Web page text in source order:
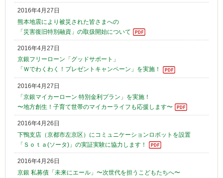
2016年4月27日
熊本地震により被災された皆さまへの
「災害復旧特別融資」の取扱開始について
2016年4月27日
京銀フリーローン「グッドサポート」
「Ｗでわくわく！プレゼントキャンペーン」を実施！
2016年4月27日
「京銀マイカーローン 特別金利プラン」を実施！
〜地方創生！子育て世帯のマイカーライフも応援します〜
2016年4月26日
下鴨支店（京都市左京区）にコミュニケーションロボットを設置
「Ｓｏｔａ(ソータ)」の実証実験に協力します！
2016年4月26日
京銀 私募債「未来にエール」〜次世代を担うこどもたちへ〜